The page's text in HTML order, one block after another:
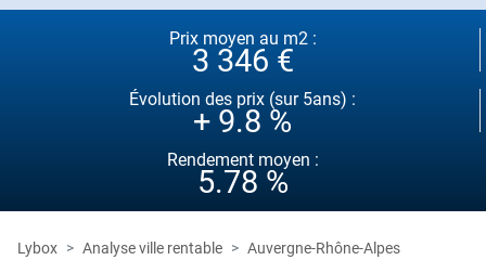
Prix moyen au m2 :
3 346 €
Évolution des prix (sur 5ans) :
+ 9.8 %
Rendement moyen :
5.78 %
Lybox Analyse ville rentable
Auvergne-Rhône-Alpes